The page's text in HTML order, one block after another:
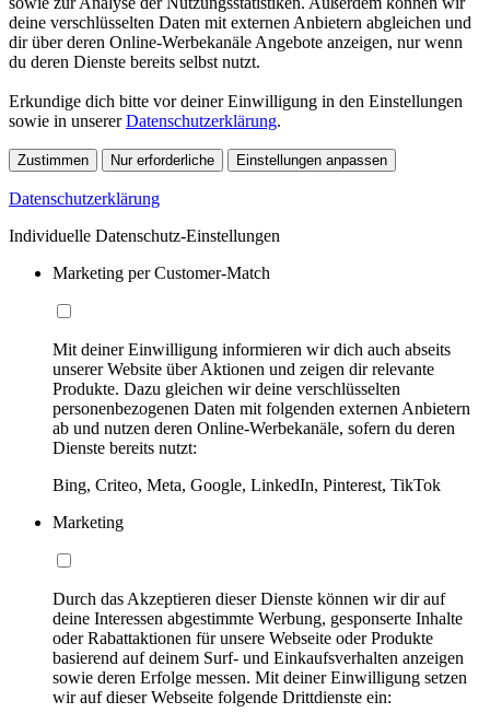
deine verschlüsselten Daten mit externen Anbietern abgleichen und
dir über deren Online-Werbekanäle Angebote anzeigen, nur wenn
du deren Dienste bereits selbst nutzt.
Erkundige dich bitte vor deiner Einwilligung in den Einstellungen
sowie in unsererDatenschutzerklärung.
Zustimmen Nur erforderliche Einstellungen anpassen
Datenschutzerklärung
Individuelle Datenschutz-Einstellungen
Marketing per Customer-Match
Mit deiner Einwilligung informieren wir dich auch abseits
unserer Website über Aktionen und zeigen dir relevante
Produkte. Dazu gleichen wir deine verschlüsselten
personenbezogenen Daten mit folgenden externen Anbietern
ab und nutzen deren Online-Werbekanäle, sofern du deren
Dienste bereits nutzt:
Bing, Criteo, Meta, Google, LinkedIn, Pinterest, TikTok
Marketing
Durch das Akzeptieren dieser Dienste können wir dir auf
deine Interessen abgestimmte Werbung, gesponserte Inhalte
oder Rabattaktionen für unsere Webseite oder Produkte
basierend auf deinem Surf- und Einkaufsverhalten anzeigen
sowie deren Erfolge messen. Mit deiner Einwilligung setzen
wir auf dieser Webseite folgende Drittdienste ein: